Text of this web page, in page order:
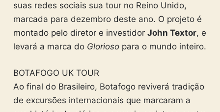
suas redes sociais sua tour no Reino Unido,
marcada para dezembro deste ano. O projeto é
montado pelo diretor e investidor John Textor, e
levará a marca do Glorioso para o mundo inteiro.
BOTAFOGO UK TOUR
Ao final do Brasileiro, Botafogo reviverá tradição
de excursões internacionais que marcaram a